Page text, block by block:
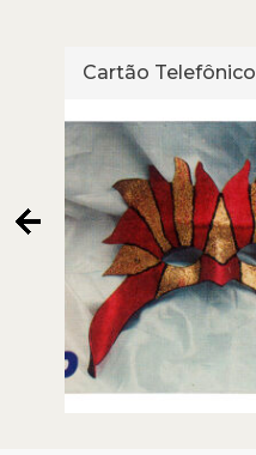
Cartão Telefônico